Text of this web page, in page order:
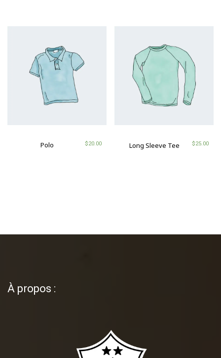
Polo $20.00 Long Sleeve Tee $25.00
À propos :